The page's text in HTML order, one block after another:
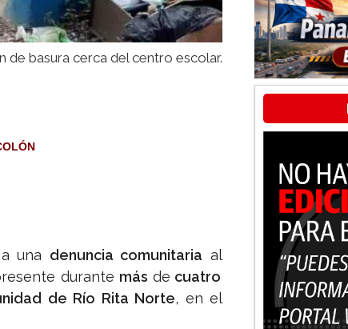
de basura cerca del centro escolar.
una denuncia comunitaria al
durante más de cuatro
de Río Rita Norte, en el